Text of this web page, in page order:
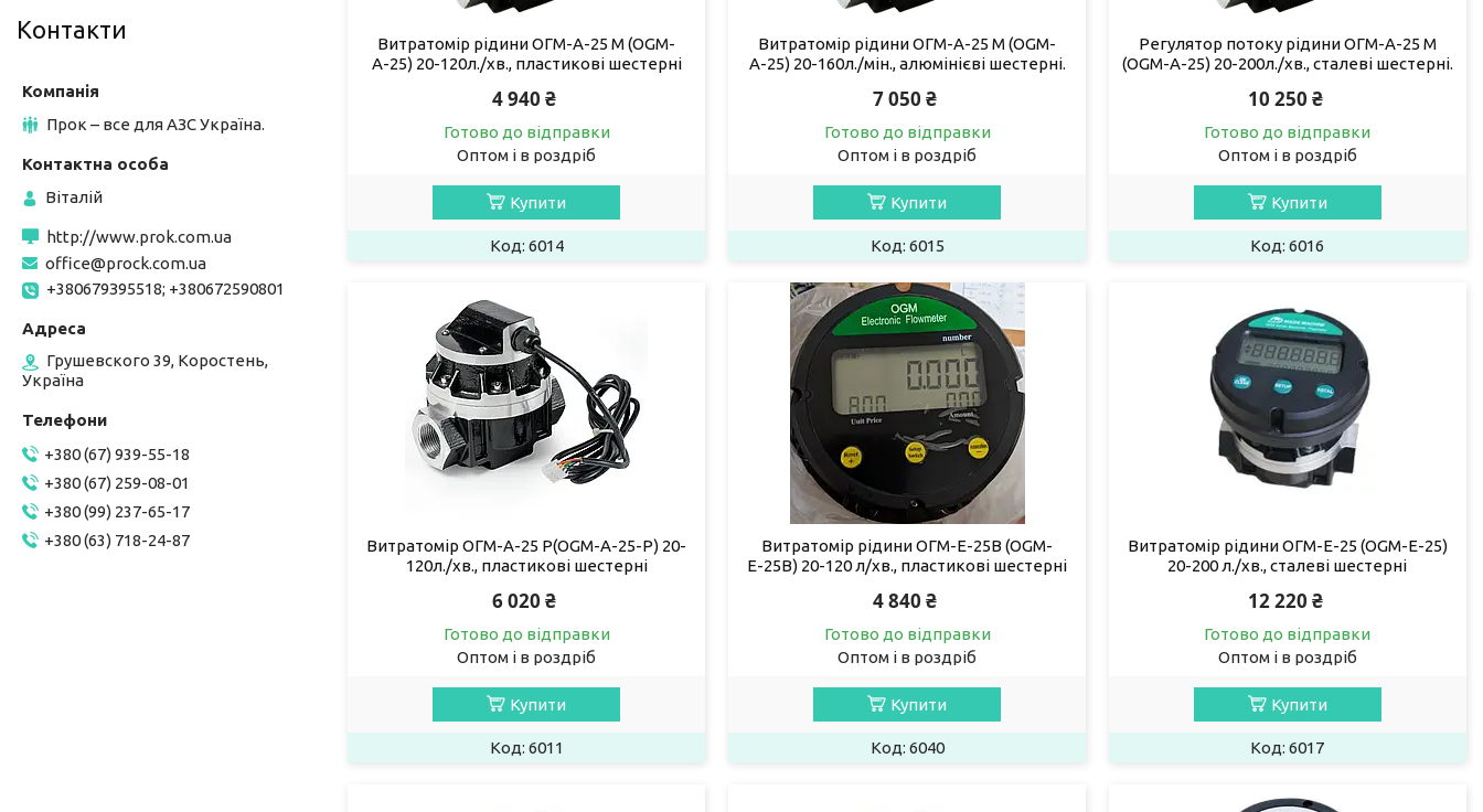
Витратомір рідини ОГМ-А-25 М (OGM-
А-25) 20-120л./хв., пластикові шестерні
4 940 ₴
Готово до відправки
Оптом і в роздріб
Купити
6014
Витратомір рідини ОГМ-А-25 М (OGM-
А-25) 20-160л./мін., алюмінієві шестерні.
7 050 ₴
Готово до відправки
Оптом і в роздріб
Купити
6015
Регулятор потоку рідини ОГМ-А-25 М
(OGM-А-25) 20-200л./хв., сталеві шестерні.
10 250 ₴
Готово до відправки
Оптом і в роздріб
Купити
6016
Витратомір ОГМ-А-25 Р(OGM-А-25-Р) 20-
120л./хв., пластикові шестерні
6 020 ₴
Готово до відправки
Оптом і в роздріб
Купити
6011
Витратомір рідини ОГМ-Е-25В (OGM-
Е-25B) 20-120 л/хв., пластикові шестерні
4 840 ₴
Готово до відправки
Оптом і в роздріб
Купити
6040
Витратомір рідини ОГМ-Е-25 (OGM-Е-25)
20-200 л./хв., сталеві шестерні
12 220 ₴
Готово до відправки
Оптом і в роздріб
Купити
6017
Контакти
Прок – все для АЗС Україна.
Віталій
http://www.prok.com.ua
office@prock.com.ua
+380679З95518; +380672590801
Грушевского 39, Коростень,
Україна
+380 (67) 939-55-18
+380 (67) 259-08-01
+380 (99) 237-65-17
+380 (63) 718-24-87